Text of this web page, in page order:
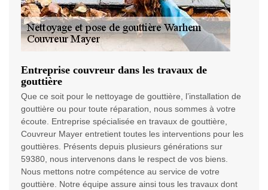
Entreprise couvreur dans les travaux de
gouttière
Que ce soit pour le nettoyage de gouttière, l’installation de
gouttière ou pour toute réparation, nous sommes à votre
écoute. Entreprise spécialisée en travaux de gouttière,
Couvreur Mayer entretient toutes les interventions pour les
gouttières. Présents depuis plusieurs générations sur
59380, nous intervenons dans le respect de vos biens.
Nous mettons notre compétence au service de votre
gouttière. Notre équipe assure ainsi tous les travaux dont